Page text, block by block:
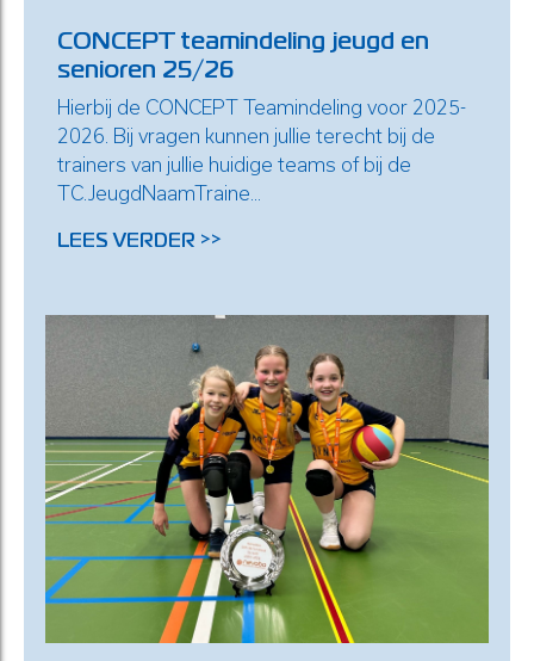
CONCEPT teamindeling jeugd en
senioren 25/26
Hierbij de CONCEPT Teamindeling voor 2025-
2026. Bij vragen kunnen jullie terecht bij de
trainers van jullie huidige teams of bij de
TC.JeugdNaamTraine...
LEES VERDER >>